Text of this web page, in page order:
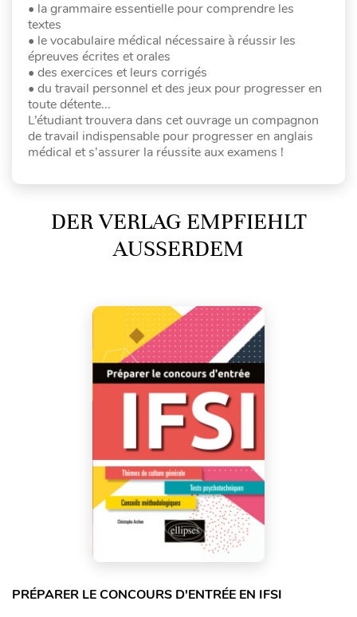
• la grammaire essentielle pour comprendre les
textes
• le vocabulaire médical nécessaire à réussir les
épreuves écrites et orales
• des exercices et leurs corrigés
• du travail personnel et des jeux pour progresser en
toute détente...
L’étudiant trouvera dans cet ouvrage un compagnon
de travail indispensable pour progresser en anglais
médical et s’assurer la réussite aux examens !
DER VERLAG EMPFIEHLT
AUSSERDEM
PRÉPARER LE CONCOURS D'ENTRÉE EN IFSI